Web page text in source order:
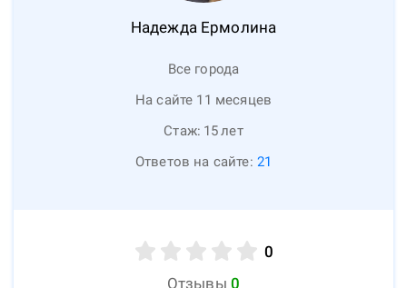
Надежда Ермолина
Все города
На сайте 11 месяцев
Стаж: 15лет
Ответов на сайте: 21
0
Отзывы 0